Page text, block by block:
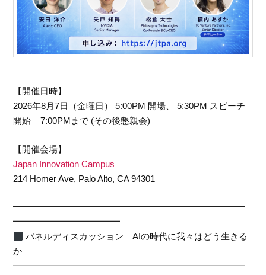
【開催日時】
2026年8月7日（金曜日） 5:00PM 開場、 5:30PM スピーチ
開始 – 7:00PMまで (その後懇親会)
【開催会場】
Japan Innovation Campus
214 Homer Ave, Palo Alto, CA 94301
━━━━━━━━━━━━━━━━━━━━━━━━━━
━━━━━━━━━━━━
パネルディスカッション AIの時代に我々はどう生きる
か
━━━━━━━━━━━━━━━━━━━━━━━━━━